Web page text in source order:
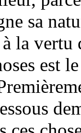
sa
la vertu
est